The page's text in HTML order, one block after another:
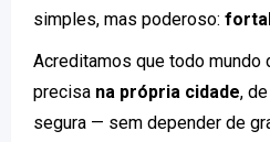
simples, mas poderoso:
Acreditamos que todo mundo
precisa na própria cidade,
segura — sem depender de